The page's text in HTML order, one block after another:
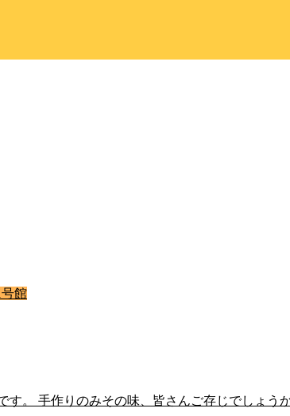
号館
す。 手作りのみその味、皆さんご存じでしょ